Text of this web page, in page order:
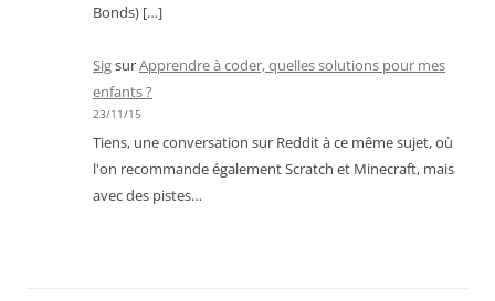
Bonds) […]
SigsurApprendre à coder, quelles solutions pour mes
enfants ?
23/11/15
Tiens, une conversation sur Reddit à ce même sujet, où
l'on recommande également Scratch et Minecraft, mais
avec des pistes…